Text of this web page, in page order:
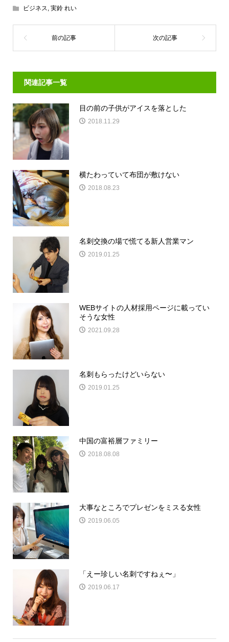
ビジネス, 実鈴 れい
関連記事一覧
目の前の子供がアイスを落とした
2018.11.29
横たわっていて布団が敷けない
2018.08.23
名刺交換の場で慌てる新人営業マン
2019.01.25
WEBサイトの人材採用ページに載ってい
そうな女性
2021.09.28
名刺もらったけどいらない
2019.01.25
中国の富裕層ファミリー
2018.08.08
大事なところでプレゼンをミスる女性
2019.06.05
「えー珍しい名刺ですねぇ〜」
2019.06.17